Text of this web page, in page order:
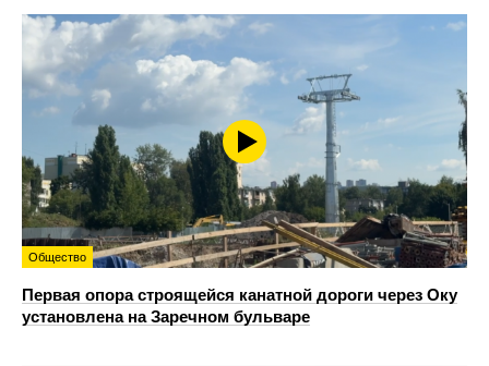
Общество
Первая опора строящейся канатной дороги через Оку
установлена на Заречном бульваре